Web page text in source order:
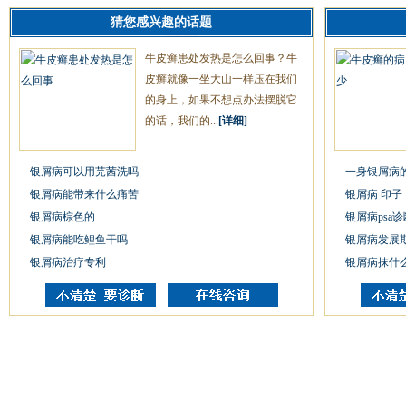
猜您感兴趣的话题
牛皮癣患处发热是怎么回事？牛
皮癣就像一坐大山一样压在我们
的身上，如果不想点办法摆脱它
的话，我们的... [详细]
银屑病可以用芫茜洗吗
银屑病能带来什么痛苦
银屑病棕色的
银屑病能吃鲤鱼干吗
银屑病治疗专利
一身银屑病
银屑病 印子
银屑病psa诊
银屑病发展
银屑病抹什